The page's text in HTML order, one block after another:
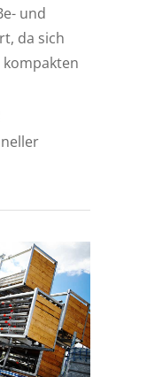
und
da sich